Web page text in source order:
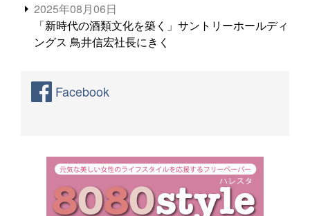
2025年08月06日
「新時代の酒類文化を築く」サントリーホールディ
ングス 鳥井信宏社長にきく
Facebook